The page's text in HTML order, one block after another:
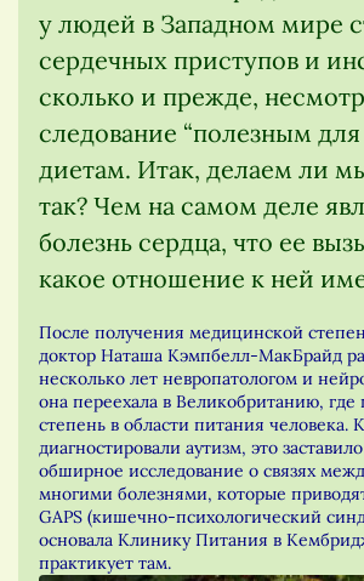
у людей в Западном мире
сердечных приступов и
сколько и прежде,
следование “полезным для
диетам. Итак, делаем ли
так? Чем на самом деле
болезнь сердца, что ее
какое отношение к ней
После получения медицинской
доктор Наташа Кэмпбелл-МакБрайд
несколько лет невропатологом и
она переехала в Великобританию, где
степень в области питания человека.
диагностировали аутизм, это
обширное исследование о связях
многими болезнями, которые
GAPS (кишечно-психологический
основала Клинику Питания в
практикует там.